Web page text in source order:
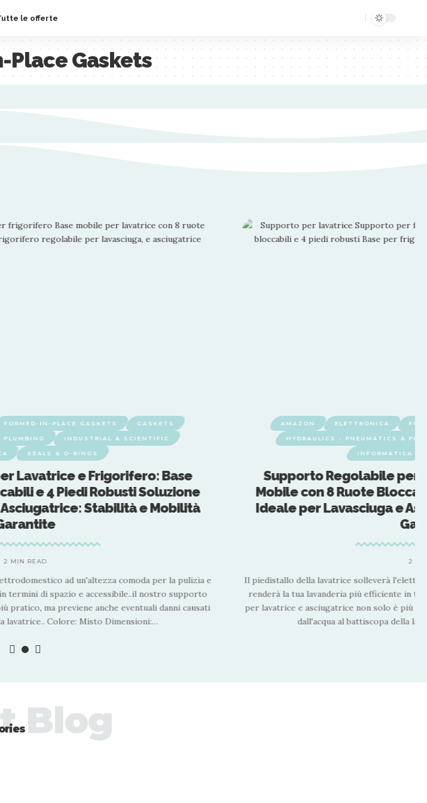
le offerte
Place Gaskets
FORMED-IN-PLACE GASKETS GASKETS
PLUMBING INDUSTRIAL & SCIENTIFIC
SEALS & O-RINGS
Lavatrice e Frigorifero: Base
e 4 Piedi Robusti Soluzione
Stabilità e Mobilità
2 MIN READ
ad un'altezza comoda per la pulizia e
termini di spazio e accessibile..il nostro supporto
pratico, ma previene anche eventuali danni causati
lavatrice.. Colore: Misto Dimensioni:…
AMAZON ELETTRONICA
HYDRAULICS - PNEUMATICS &
INFORMATICA
Supporto Regolabile per
Mobile con 8 Ruote
Ideale per Lavasciuga e
2
Il piedistallo della lavatrice solleverà
renderà la tua lavanderia più efficiente in
per lavatrice e asciugatrice non solo è più
dall'acqua al battiscopa della
Blog